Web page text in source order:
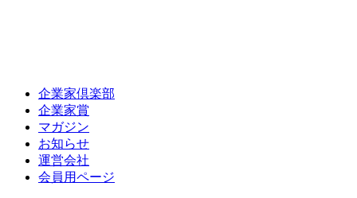
企業家倶楽部
企業家賞
マガジン
お知らせ
運営会社
会員用ページ